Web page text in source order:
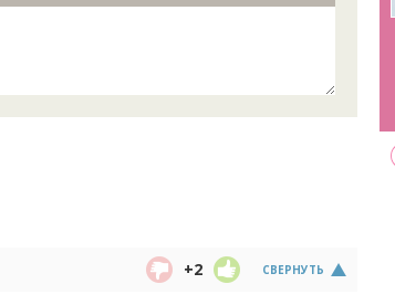
СВЕРНУТЬ
+2